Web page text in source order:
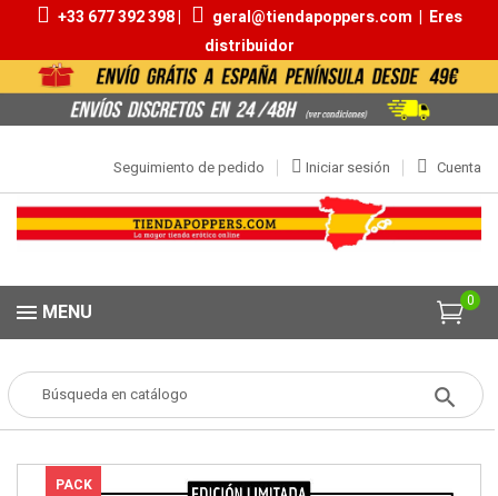
+33 677 392 398 | geral@tiendapoppers.com | Eres
distribuidor
Cuenta
Iniciar sesión
Seguimiento de pedido
0
MENU
Popper POPPERS Aromas Conjuntos Económicos
POPPERS RISE UP 10ML
PACK